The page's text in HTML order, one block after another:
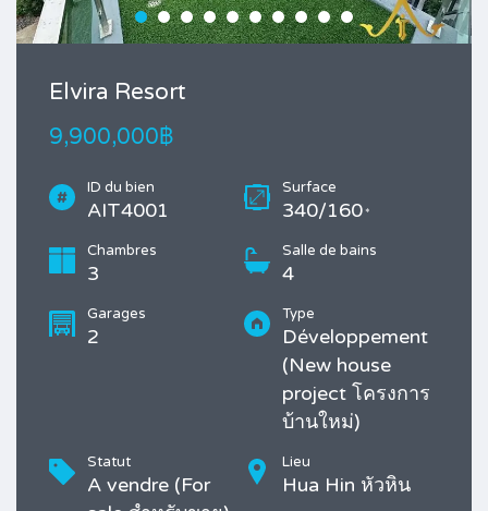
Elvira Resort
9,900,000฿
ID du bien
AIT4001
Surface
340/160 *
Chambres
3
Salle de bains
4
Garages
2
Type
Développement
(New house
project โครงการ
บ้านใหม่)
Statut
A vendre (For
Lieu
Hua Hin หัวหิน